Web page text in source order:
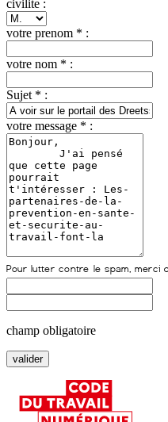
civilite :
votre prenom * :
votre nom * :
Sujet * :
votre message * :
champ obligatoire